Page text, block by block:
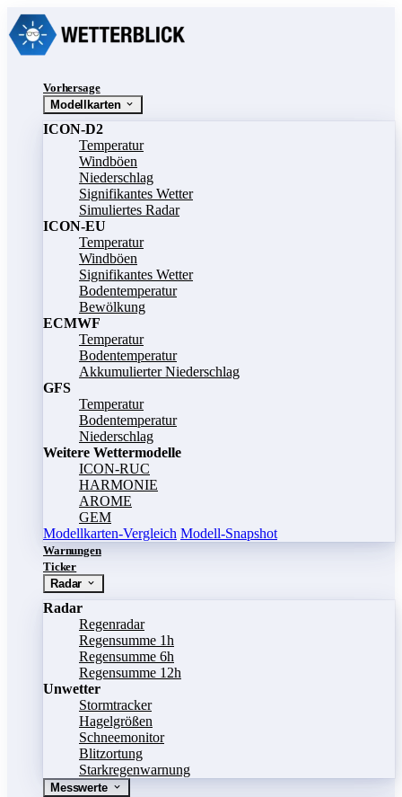
Vorhersage
Modellkarten
ICON-D2
Temperatur
Windböen
Niederschlag
Signifikantes Wetter
Simuliertes Radar
ICON-EU
Temperatur
Windböen
Signifikantes Wetter
Bodentemperatur
Bewölkung
ECMWF
Temperatur
Bodentemperatur
Akkumulierter Niederschlag
GFS
Temperatur
Bodentemperatur
Niederschlag
Weitere Wettermodelle
ICON-RUC
HARMONIE
AROME
GEM
Modellkarten-Vergleich Modell-Snapshot
Warnungen
Ticker
Radar
Radar
Regenradar
Regensumme 1h
Regensumme 6h
Regensumme 12h
Unwetter
Stormtracker
Hagelgrößen
Schneemonitor
Blitzortung
Starkregenwarnung
Messwerte